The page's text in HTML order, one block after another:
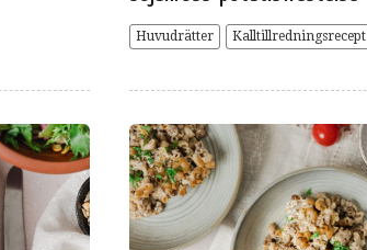
Huvudrätter Kalltillredningsrecept